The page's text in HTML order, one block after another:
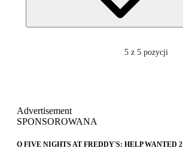
5 z 5 pozycji
Advertisement
SPONSOROWANA
O FIVE NIGHTS AT FREDDY'S: HELP WANTED 2